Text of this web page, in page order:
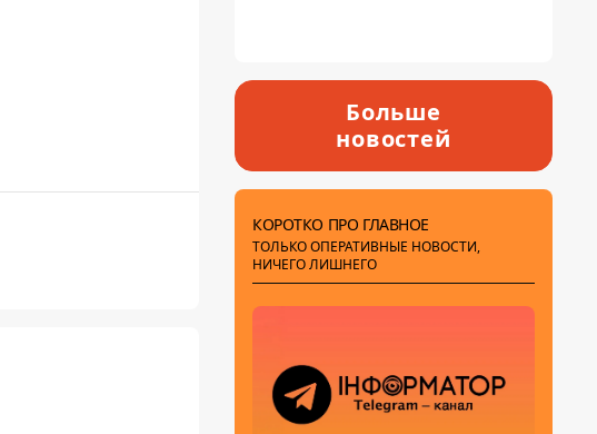
Больше
новостей
КОРОТКО ПРО ГЛАВНОЕ
ТОЛЬКО ОПЕРАТИВНЫЕ НОВОСТИ,
НИЧЕГО ЛИШНЕГО